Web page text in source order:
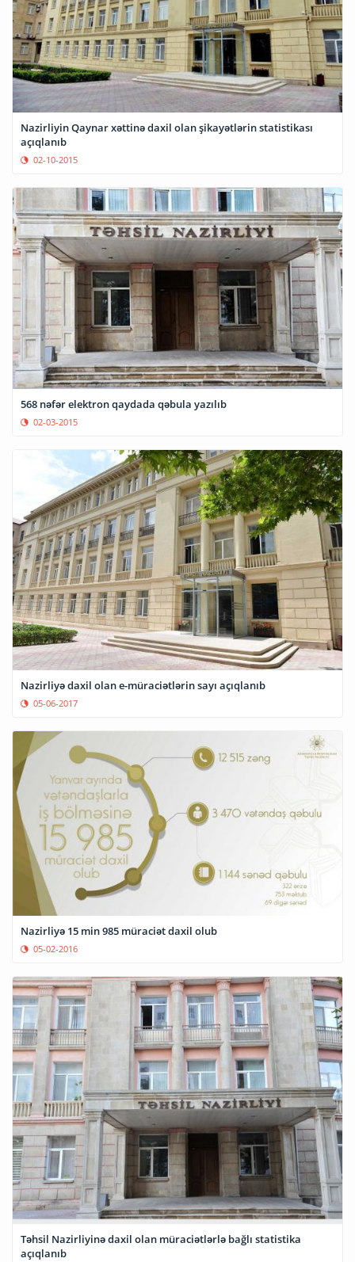
Nazirliyin Qaynar xəttinə daxil olan şikayətlərin statistikası
açıqlanıb
02-10-2015
568 nəfər elektron qaydada qəbula yazılıb
02-03-2015
Nazirliyə daxil olan e-müraciətlərin sayı açıqlanıb
05-06-2017
Nazirliyə 15 min 985 müraciət daxil olub
05-02-2016
Təhsil Nazirliyinə daxil olan müraciətlərlə bağlı statistika
açıqlanıb